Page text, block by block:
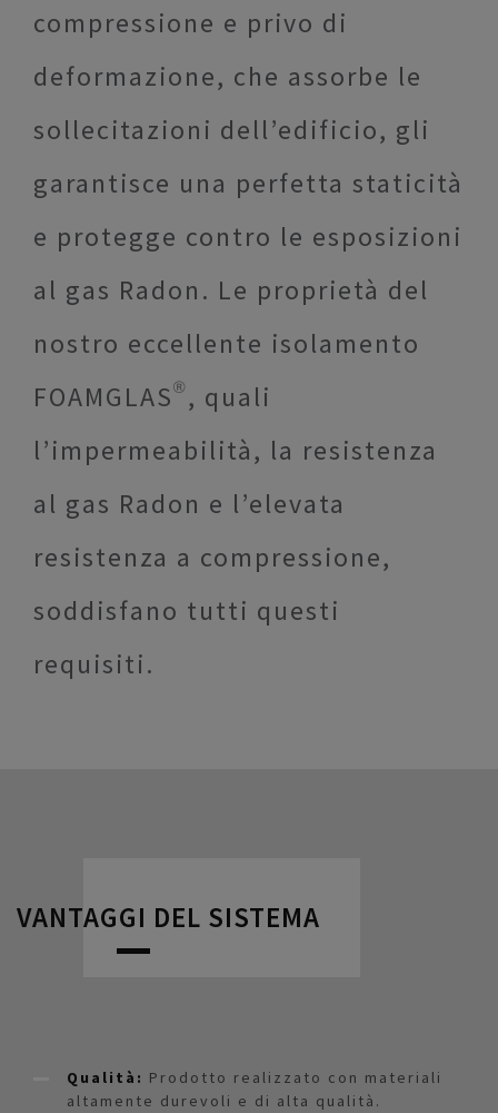
compressione e privo di
deformazione, che assorbe le
sollecitazioni dell’edificio, gli
garantisce una perfetta staticità
e protegge contro le esposizioni
al gas Radon. Le proprietà del
nostro eccellente isolamento
FOAMGLAS®, quali
l’impermeabilità, la resistenza
al gas Radon e l’elevata
resistenza a compressione,
soddisfano tutti questi
requisiti.
VANTAGGI DEL SISTEMA
Qualità: Prodotto realizzato con materiali
altamente durevoli e di alta qualità.